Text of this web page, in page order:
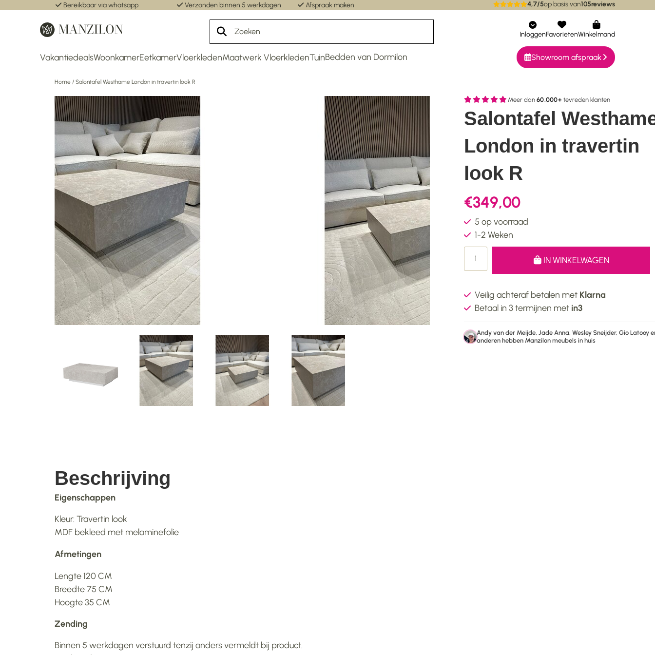
Bereikbaar via whatsapp Verzonden binnen 5 werkdagen Afspraak maken Bereikbaar via whatsapp
4,7/5op basis van105reviews
InloggenFavorietenWinkelmand
VakantiedealsWoonkamerEetkamerVloerkledenMaatwerk VloerkledenTuinBedden van Dormilon Showroom afspraak
Home / Salontafel Westhame London in travertin look R
Meer dan 60.000+ tevreden klanten
Salontafel
London in travertin
look R
€349,00
5 op voorraad
1-2 Weken
IN WINKELWAGEN
Veilig achteraf betalen met Klarna
Betaal in 3 termijnen met in3
Andy van der Meijde, Jade Anna, Wesley Sneijder, Gio Latooy
anderen hebben Manzilon meubels in huis
Beschrijving
Eigenschappen
Kleur: Travertin look
MDF bekleed met melaminefolie
Afmetingen
Lengte 120 CM
Breedte 75 CM
Hoogte 35 CM
Zending
Binnen 5 werkdagen verstuurd tenzij anders vermeldt bij product.